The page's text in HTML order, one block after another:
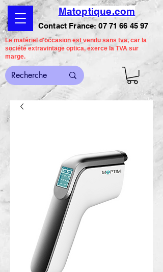
Matoptique.com
Contact France:07 71 66 45 97
Le matériel d'occasion est vendu sans tva, car la
société extravintage optica, exerce la TVA sur
marge.